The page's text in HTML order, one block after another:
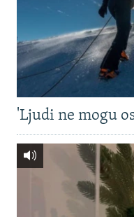
'Ljudi ne mogu